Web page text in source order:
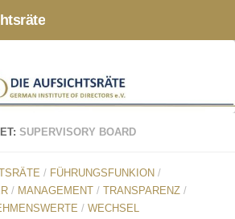
SUPERVISORY BOARD
/ FÜHRUNGSFUNKION /
/ MANAGEMENT / TRANSPARENZ /
/ WECHSEL